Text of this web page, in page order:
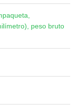
peso bruto